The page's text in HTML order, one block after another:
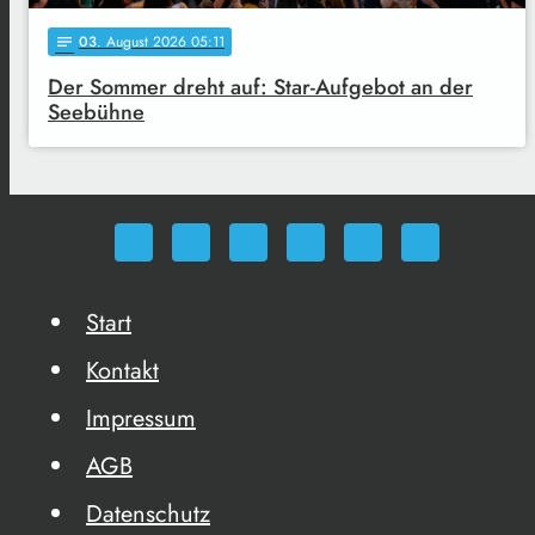
notes 03. August 2026 05:11
Der Sommer dreht auf: Star-Aufgebot an der
Seebühne
Start
Kontakt
Impressum
AGB
Datenschutz